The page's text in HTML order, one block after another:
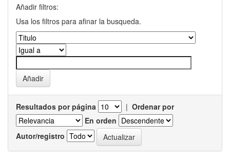
Añadir filtros:
Usa los filtros para afinar la busqueda.
Resultados por página | Ordenar por
En orden
Autor/registro